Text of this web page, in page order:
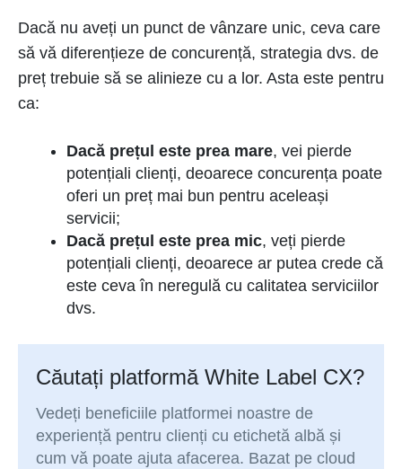
Dacă nu aveți un punct de vânzare unic, ceva care
să vă diferențieze de concurență, strategia dvs. de
preț trebuie să se alinieze cu a lor. Asta este pentru
ca:
Dacă prețul este prea mare, vei pierde
potențiali clienți, deoarece concurența poate
oferi un preț mai bun pentru aceleași
servicii;
Dacă prețul este prea mic, veți pierde
potențiali clienți, deoarece ar putea crede că
este ceva în neregulă cu calitatea serviciilor
dvs.
Căutați platformă White Label CX?
Vedeți beneficiile platformei noastre de
experiență pentru clienți cu etichetă albă și
cum vă poate ajuta afacerea. Bazat pe cloud